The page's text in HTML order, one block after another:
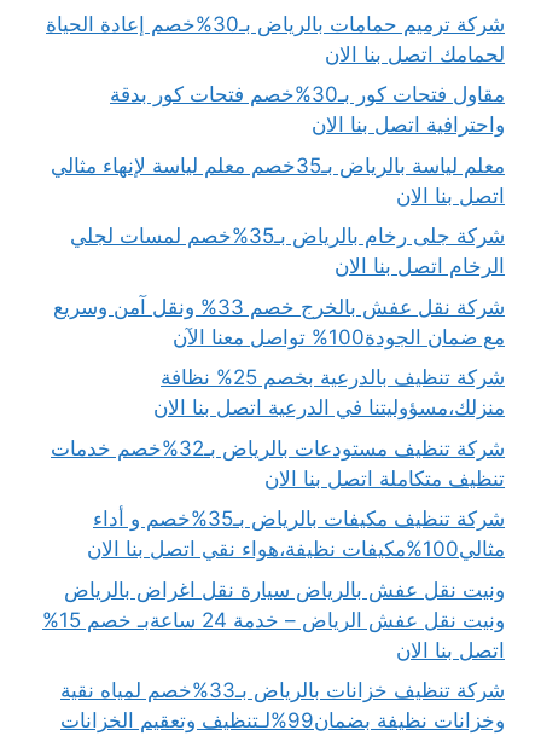
شركة ترميم حمامات بالرياض بـ30%خصم إعادة الحياة
لحمامك اتصل بنا الان
مقاول فتحات كور بـ30%خصم فتحات كور بدقة
واحترافية اتصل بنا الان
معلم لياسة بالرياض بـ35خصم معلم لياسة لإنهاء مثالي
اتصل بنا الان
شركة جلى رخام بالرياض بـ35%خصم لمسات لجلي
الرخام اتصل بنا الان
شركة نقل عفش بالخرج خصم 33% ونقل آمن وسريع
مع ضمان الجودة100% تواصل معنا الآن
شركة تنظيف بالدرعية بخصم 25% نظافة
منزلك،مسؤوليتنا في الدرعية اتصل بنا الان
شركة تنظيف مستودعات بالرياض بـ32%خصم خدمات
تنظيف متكاملة اتصل بنا الان
شركة تنظيف مكيفات بالرياض بـ35%خصم و أداء
مثالي100%مكيفات نظيفة،هواء نقي اتصل بنا الان
ونيت نقل عفش بالرياض سيارة نقل اغراض بالرياض
ونيت نقل عفش الرياض – خدمة 24 ساعةبـ خصم 15%
اتصل بنا الان
شركة تنظيف خزانات بالرياض بـ33%خصم لمياه نقية
وخزانات نظيفة بضمان99%لـتنظيف وتعقيم الخزانات